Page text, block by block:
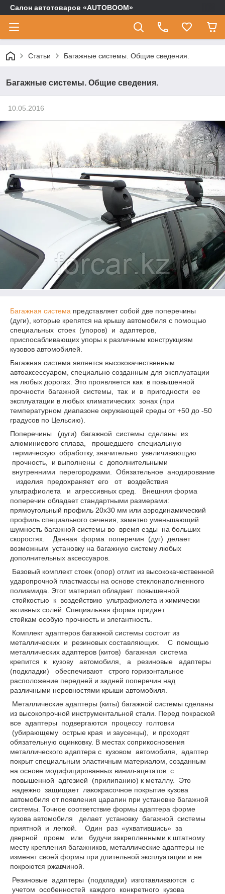
Салон автотоваров «AUTOBOOM»
Статьи Багажные системы. Общие сведения.
Багажные системы. Общие сведения.
10.05.2016
Багажная система представляет собой две поперечины
(дуги), которые крепятся на крышу автомобиля с помощью
специальных стоек (упоров) и адаптеров,
приспосабливающих упоры к различным конструкциям
кузовов автомобилей.
Багажная система является высококачественным
автоаксессуаром, специально созданным для эксплуатации
на любых дорогах. Это проявляется как в повышенной
прочности багажной системы, так и в пригодности ее
эксплуатации в любых климатических зонах (при
температурном диапазоне окружающей среды от +50 до -50
градусов по Цельсию).
Поперечины (дуги) багажной системы сделаны из
алюминиевого сплава, прошедшего специальную
термическую обработку, значительно увеличивающую
прочность, и выполнены с дополнительными
внутренними перегородками. Обязательное анодирование
изделия предохраняет его от воздействия
ультрафиолета и агрессивных сред. Внешняя форма
поперечин обладает стандартными размерами:
прямоугольный профиль 20х30 мм или аэродинамический
профиль специального сечения, заметно уменьшающий
шумность багажной системы во время езды на больших
скоростях. Данная форма поперечин (дуг) делает
возможным установку на багажную систему любых
дополнительных аксессуаров.
Базовый комплект стоек (опор) отлит из высококачественной
ударопрочной пластмассы на основе стеклонаполненного
полиамида. Этот материал обладает повышенной
стойкостью к воздействию ультрафиолета и химически
активных солей. Специальная форма придает
стойкам особую прочность и элегантность.
Комплект адаптеров багажной системы состоит из
металлических и резиновых составляющих. С помощью
металлических адаптеров (китов) багажная система
крепится к кузову автомобиля, а резиновые адаптеры
(подкладки) обеспечивают строго горизонтальное
расположение передней и задней поперечин над
различными неровностями крыши автомобиля.
Металлические адаптеры (киты) багажной системы сделаны
из высокопрочной инструментальной стали. Перед покраской
все адаптеры подвергаются процессу голтовки
(убирающему острые края и заусенцы), и проходят
обязательную оцинковку. В местах соприкосновения
металлического адаптера с кузовом автомобиля, адаптер
покрыт специальным эластичным материалом, созданным
на основе модифицированных винил-ацетатов с
повышенной адгезией (прилипанию) к металлу. Это
надежно защищает лакокрасочное покрытие кузова
автомобиля от появления царапин при установке багажной
системы. Точное соответствие формы адаптера форме
кузова автомобиля делает установку багажной системы
приятной и легкой. Один раз «ухватившись» за
дверной проем или будучи закрепленными к штатному
месту крепления багажников, металлические адаптеры не
изменят своей формы при длительной эксплуатации и не
покроются ржавчиной.
Резиновые адаптеры (подкладки) изготавливаются с
учетом особенностей каждого конкретного кузова